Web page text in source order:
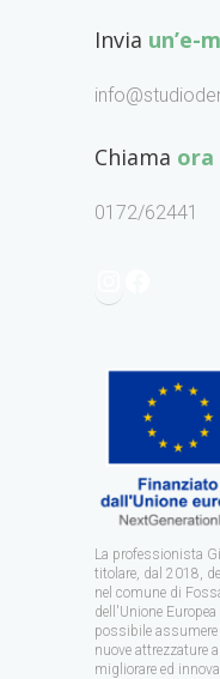
Invia un’e-
Chiama ora
0172/62441
La professionista
titolare, dal 2018,
nel comune di
dell'Unione
possibile
nuove attrezzature
migliorare ed